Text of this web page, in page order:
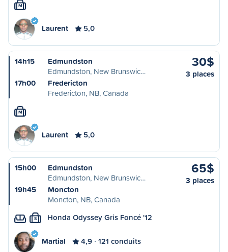
M
Laurent 5,0
14h15
Edmundston
Edmundston, New Brunswic…
17h00
Fredericton
Fredericton, NB, Canada
30$
3 places
M
Laurent 5,0
15h00
Edmundston
Edmundston, New Brunswic…
19h45
Moncton
Moncton, NB, Canada
65$
3 places
S Honda Odyssey Gris Foncé '12
Martial 4,9 121 conduits